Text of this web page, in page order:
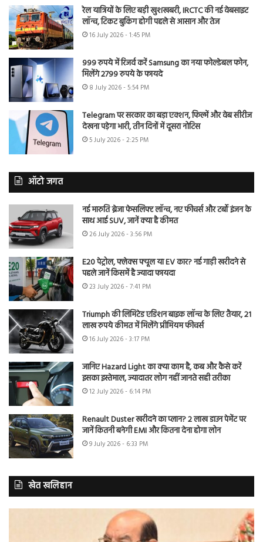
रेल यात्रियों के लिए बड़ी खुशखबरी, IRCTC की नई वेबसाइट
लॉन्च, टिकट बुकिंग होगी पहले से आसान और तेज
16 July 2026 - 1:45 PM
999 रुपये में रिजर्व करें Samsung का नया फोल्डेबल फोन,
मिलेंगे 2799 रुपये के फायदे
8 July 2026 - 5:54 PM
Telegram पर सरकार का बड़ा एक्शन, फिल्में और वेब सीरीज
देखना पड़ेगा भारी, तीन दिनों में दूसरा नोटिस
5 July 2026 - 2:25 PM
ऑटो जगत
नई मारुति ब्रेजा फेसलिफ्ट लॉन्च, नए फीचर्स और टर्बो इंजन के
साथ आई SUV, जानें क्या है कीमत
26 July 2026 - 3:56 PM
E20 पेट्रोल, फ्लेक्स फ्यूल या EV कार? नई गाड़ी खरीदने से
पहले जानें किसमें है ज्यादा फायदा
23 July 2026 - 7:41 PM
Triumph की लिमिटेड एडिशन बाइक लॉन्च के लिए तैयार, 21
लाख रुपये कीमत में मिलेंगे प्रीमियम फीचर्स
16 July 2026 - 3:17 PM
जानिए Hazard Light का क्या काम है, कब और कैसे करें
इसका इस्तेमाल, ज्यादातर लोग नहीं जानते सही तरीका
12 July 2026 - 6:14 PM
Renault Duster खरीदने का प्लान? 2 लाख डाउन पेमेंट पर
जानें कितनी बनेगी EMI और कितना देना होगा लोन
9 July 2026 - 6:33 PM
खेत खलिहान